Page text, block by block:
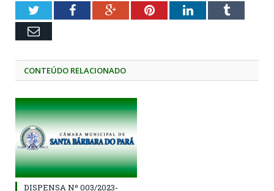
TwitterFacebookGoogle+PinterestLinkedInTumblr
Email
CONTEÚDO RELACIONADO
DISPENSA Nº 003/2023-